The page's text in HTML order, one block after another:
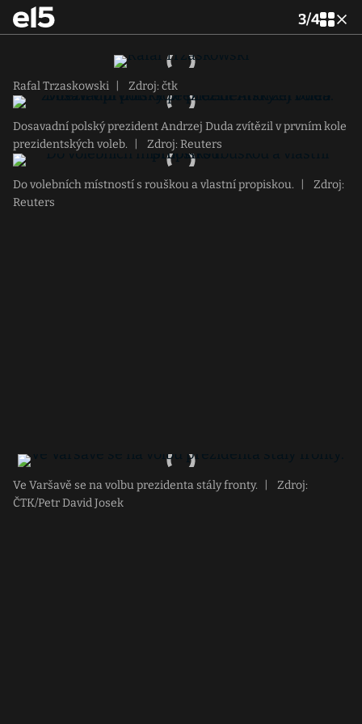
3/4
Rafal Trzaskowski Zdroj: čtk
Dosavadní polský prezident Andrzej Duda zvítězil v prvním kole
prezidentských voleb.
Zdroj: Reuters
Do volebních místností s rouškou a vlastní propiskou.
Zdroj:
Reuters
Ve Varšavě se na volbu prezidenta stály fronty.
Zdroj:
ČTK/Petr David Josek